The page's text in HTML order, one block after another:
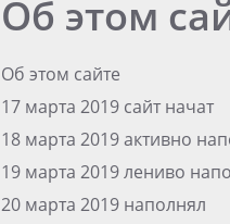
Об этом
Об этом сайте
17 марта 2019 сайт начат
18 марта 2019 активно
19 марта 2019 лениво
20 марта 2019 наполнял